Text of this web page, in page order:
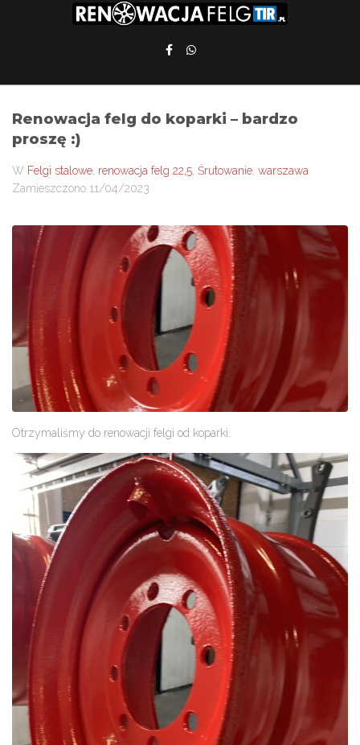
Renowacja felg do koparki – bardzo
proszę :)
W Felgi stalowe renowacja felg 22,5 Śrutowanie warszawa
Zamieszczono 11/04/2023
Otrzymaliśmy do renowacji felgi od koparki.